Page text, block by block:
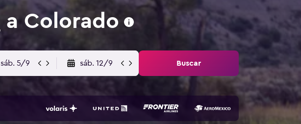
a Colorado
sáb. 5/9 sáb. 12/9 Buscar